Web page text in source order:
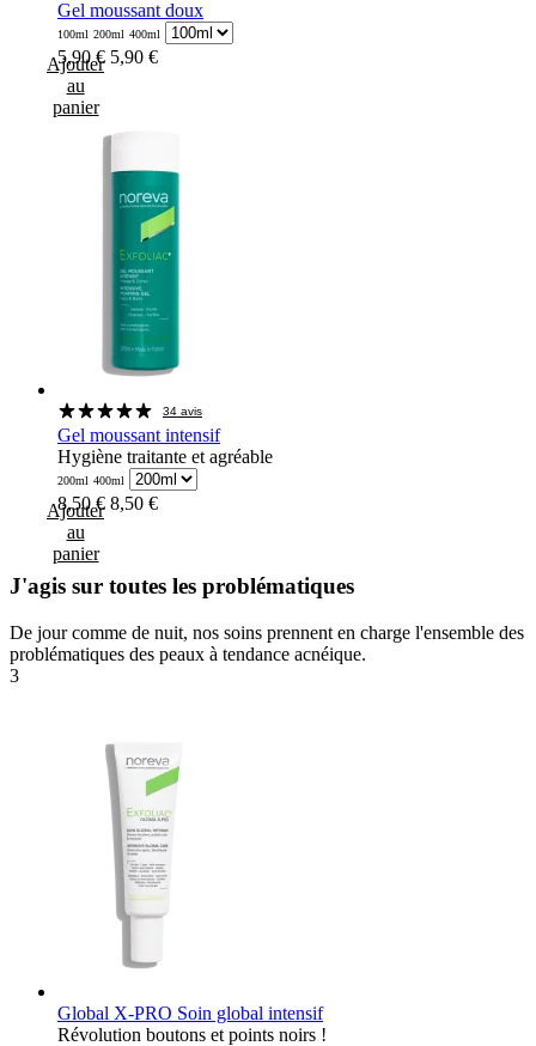
Gel moussant doux
100ml 200ml 400ml
5,90 € 5,90 €
Ajouter
au
panier
34 avis
Gel moussant intensif
Hygiène traitante et agréable
200ml 400ml
8,50 € 8,50 €
Ajouter
au
panier
J'agis sur toutes les problématiques
De jour comme de nuit, nos soins prennent en charge l'ensemble des
problématiques des peaux à tendance acnéique.
3
Global X-PRO Soin global intensif
Révolution boutons et points noirs !